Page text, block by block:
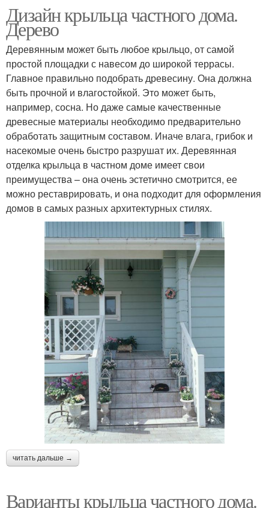
Дизайн крыльца частного дома.
Дерево
Деревянным может быть любое крыльцо, от самой
простой площадки с навесом до широкой террасы.
Главное правильно подобрать древесину. Она должна
быть прочной и влагостойкой. Это может быть,
например, сосна. Но даже самые качественные
древесные материалы необходимо предварительно
обработать защитным составом. Иначе влага, грибок и
насекомые очень быстро разрушат их. Деревянная
отделка крыльца в частном доме имеет свои
преимущества – она очень эстетично смотрится, ее
можно реставрировать, и она подходит для оформления
домов в самых разных архитектурных стилях.
читать дальше →
Варианты крыльца частного дома.